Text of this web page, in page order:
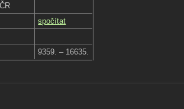
spočítat
9359. – 16635.